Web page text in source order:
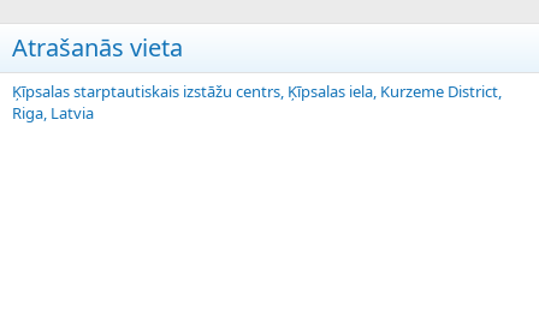
Atrašanās vieta
Ķīpsalas starptautiskais izstāžu centrs, Ķīpsalas iela, Kurzeme District,
Riga, Latvia